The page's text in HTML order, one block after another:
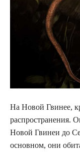
На Новой Гвинее,
распространения.
Новой Гвинеи до
основном, они